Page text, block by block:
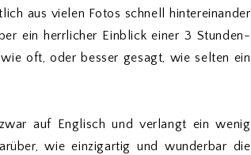
aus vielen Fotos schnell hintereinander
ein herrlicher Einblick einer 3 Stunden-
oft, oder besser gesagt, wie selten ein
auf Englisch und verlangt ein wenig
wie einzigartig und wunderbar die